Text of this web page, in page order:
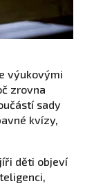
výukovými
zrovna
sady
kvízy,
děti objeví